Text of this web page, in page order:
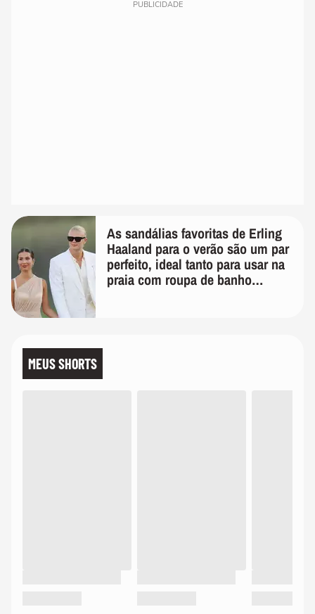
PUBLICIDADE
As sandálias favoritas de Erling
Haaland para o verão são um par
perfeito, ideal tanto para usar na
praia com roupa de banho
MEUS SHORTS